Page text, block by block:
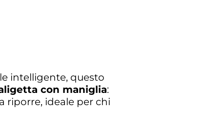
intelligente, questo
con maniglia:
riporre, ideale per chi